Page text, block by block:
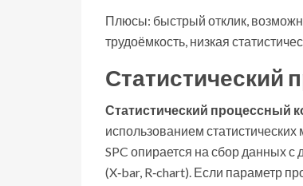
Плюсы: быстрый отклик,
трудоёмкость, низкая
Статистический
Статистический процессный
использованием статистических
SPC опирается на сбор данных
(X‑bar, R‑chart). Если параметр